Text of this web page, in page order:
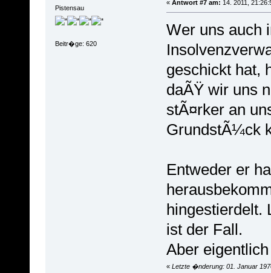
Pistensau
Beitr�ge: 620
« Antwort #7 am: 14. 2011,
Wer uns auch
geschickt hat,
daÃŸ wir uns
stÃ¤rker an
GrundstÃ¼ck
Entweder er
hingestierdelt.
ist der Fall.
Aber
« Letzte �nderung: 01. Januar